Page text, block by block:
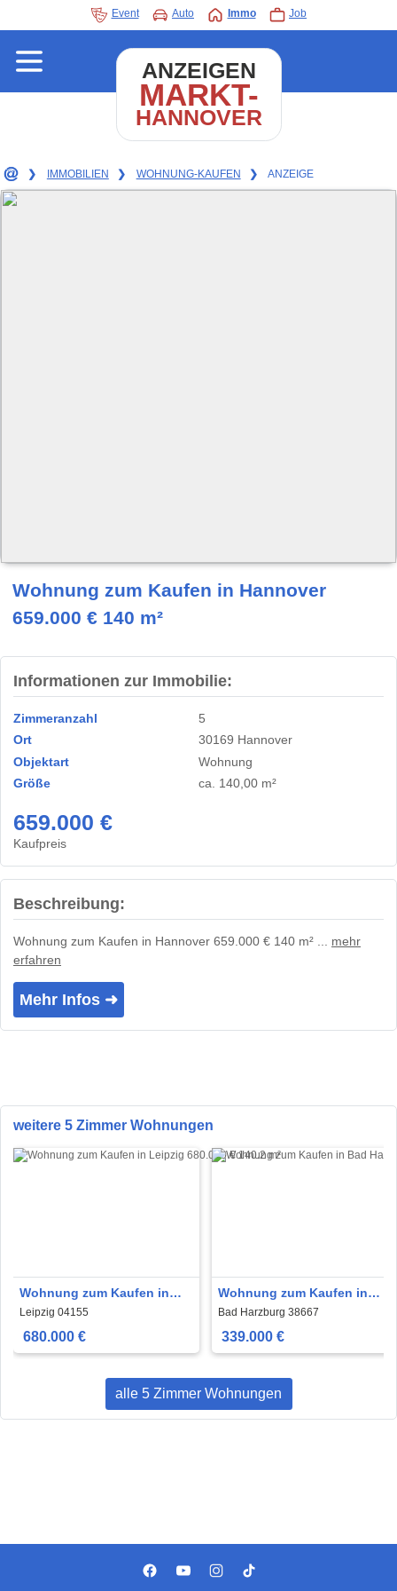
Event Auto Immo Job
ANZEIGEN
MARKT-
HANNOVER
❯ IMMOBILIEN ❯ WOHNUNG-KAUFEN ❯ ANZEIGE
Wohnung zum Kaufen in Hannover
659.000 € 140 m²
Informationen zur Immobilie:
Zimmeranzahl
5
Ort
30169 Hannover
Objektart
Wohnung
Größe
ca. 140,00 m²
659.000 €
Kaufpreis
Beschreibung:
Wohnung zum Kaufen in Hannover 659.000 € 140 m² ... mehr
erfahren
Mehr Infos ➜
weitere 5 Zimmer Wohnungen
Wohnung zum Kaufen in
Leipzig 680.000 € 140.2 m²
Leipzig 04155
680.000 €
Wohnung zum Kaufen in
Bad Harzburg 339.000 € 150
m²
Bad Harzburg 38667
339.000 €
alle 5 Zimmer Wohnungen